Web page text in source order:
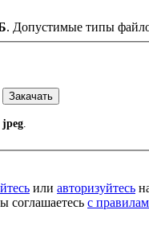
. Допустимые типы
или авторизуйтесь
соглашаетесь с